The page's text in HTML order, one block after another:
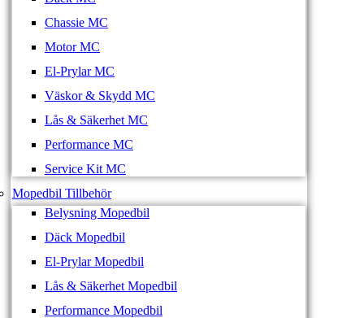
Chassie MC
Motor MC
El-Prylar MC
Väskor & Skydd MC
Lås & Säkerhet MC
Performance MC
Service Kit MC
Mopedbil Tillbehör
Belysning Mopedbil
Däck Mopedbil
El-Prylar Mopedbil
Lås & Säkerhet Mopedbil
Performance Mopedbil